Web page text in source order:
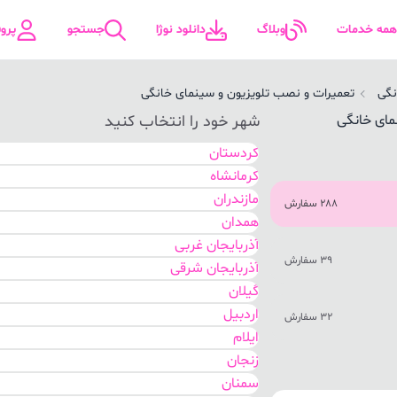
همه خدمات وبلاگ دانلود نوژا جستجو
تعمیرات و نصب تلویزیون و سینمای خانگی
288 سفارش
39 سفارش
32 سفارش
شهر خود را انتخاب کنید
کردستان
کرمانشاه
مازندران
همدان
آذربایجان غربی
آذربایجان شرقی
گیلان
اردبیل
ایلام
زنجان
سمنان